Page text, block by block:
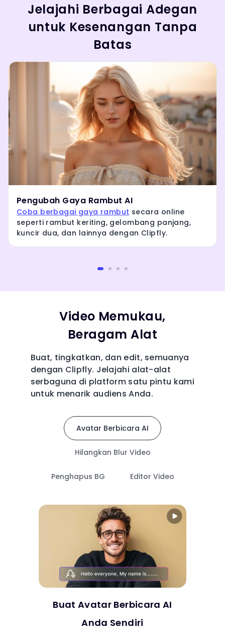
Jelajahi Berbagai Adegan
untuk Kesenangan Tanpa
Batas
Pengubah Gaya Rambut AI
Coba berbagai gaya rambut secara online
seperti rambut keriting, gelombang panjang,
kuncir dua, dan lainnya dengan Clipfly.
Video Memukau,
Beragam Alat
Buat, tingkatkan, dan edit, semuanya
dengan Clipfly. Jelajahi alat-alat
serbaguna di platform satu pintu kami
untuk menarik audiens Anda.
Avatar Berbicara AI
Hilangkan Blur Video
Penghapus BG Editor Video
Buat Avatar Berbicara AI
Anda Sendiri